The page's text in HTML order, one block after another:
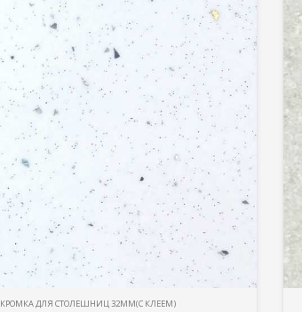
КРОМКА ДЛЯ СТОЛЕШНИЦ 32ММ(С КЛЕЕМ)